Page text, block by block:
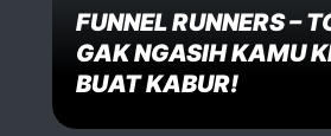
Name *
Email *
FUNNEL RUNNERS –
GAK NGASIH KAMU
BUAT KABUR!